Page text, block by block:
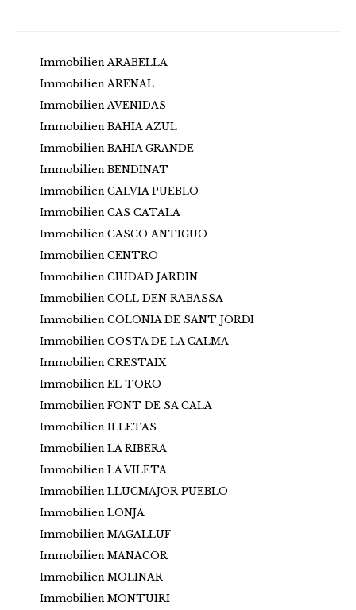
Immobilien ARABELLA
Immobilien ARENAL
Immobilien AVENIDAS
Immobilien BAHIA AZUL
Immobilien BAHIA GRANDE
Immobilien BENDINAT
Immobilien CALVIA PUEBLO
Immobilien CAS CATALA
Immobilien CASCO ANTIGUO
Immobilien CENTRO
Immobilien CIUDAD JARDIN
Immobilien COLL DEN RABASSA
Immobilien COLONIA DE SANT JORDI
Immobilien COSTA DE LA CALMA
Immobilien CRESTAIX
Immobilien EL TORO
Immobilien FONT DE SA CALA
Immobilien ILLETAS
Immobilien LA RIBERA
Immobilien LA VILETA
Immobilien LLUCMAJOR PUEBLO
Immobilien LONJA
Immobilien MAGALLUF
Immobilien MANACOR
Immobilien MOLINAR
Immobilien MONTUIRI